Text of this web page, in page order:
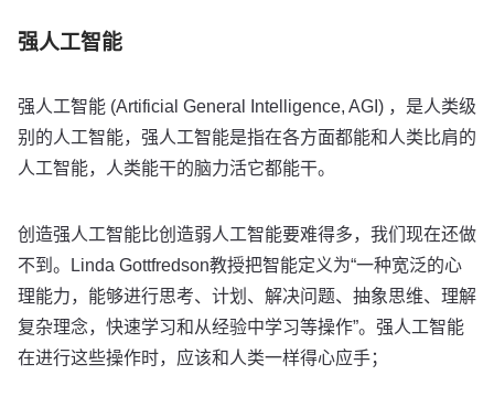
强人工智能
强人工智能 (Artificial General Intelligence, AGI) ，是人类级
别的人工智能，强人工智能是指在各方面都能和人类比肩的
人工智能，人类能干的脑力活它都能干。
创造强人工智能比创造弱人工智能要难得多，我们现在还做
不到。Linda Gottfredson教授把智能定义为“一种宽泛的心
理能力，能够进行思考、计划、解决问题、抽象思维、理解
复杂理念，快速学习和从经验中学习等操作”。强人工智能
在进行这些操作时，应该和人类一样得心应手；